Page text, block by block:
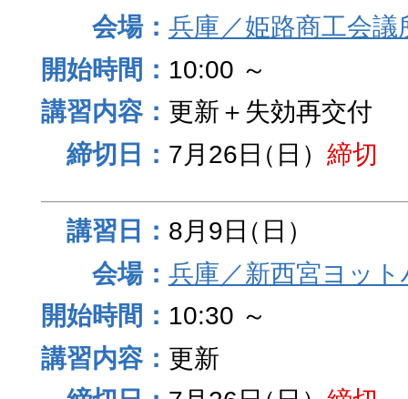
兵庫／姫路商工会議
10:00 ～
更新＋失効再交付
7月26日（日） 締切
8月9日（日）
兵庫／新西宮ヨッ
10:30 ～
更新